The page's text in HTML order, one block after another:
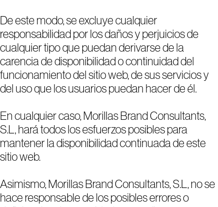
De este modo, se excluye cualquier
responsabilidad por los daños y perjuicios de
cualquier tipo que puedan derivarse de la
carencia de disponibilidad o continuidad del
funcionamiento del sitio web, de sus servicios y
del uso que los usuarios puedan hacer de él.
En cualquier caso, Morillas Brand Consultants,
S.L, hará todos los esfuerzos posibles para
mantener la disponibilidad continuada de este
sitio web.
Asimismo, Morillas Brand Consultants, S.L, no se
hace responsable de los posibles errores o